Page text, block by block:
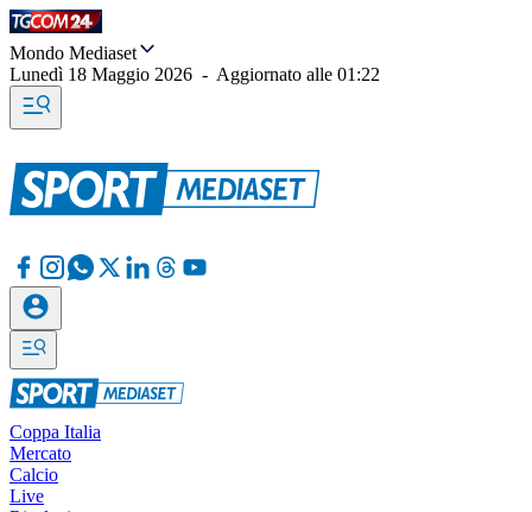
Mondo Mediaset
Lunedì 18 Maggio 2026 - Aggiornato alle 01:22
Coppa Italia
Mercato
Calcio
Live